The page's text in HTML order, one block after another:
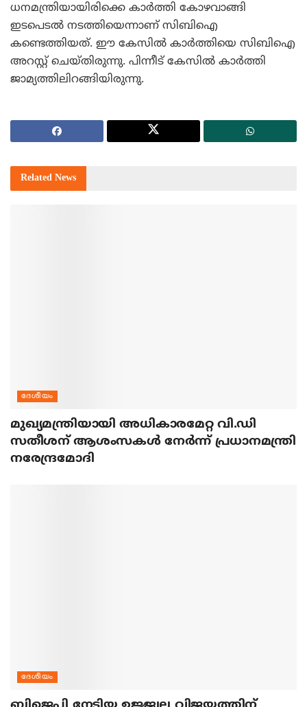
ധനമന്ത്രിയായിരിക്കെ കാര്‍ത്തി കോഴവാങ്ങി
ഇടപെടല്‍ നടത്തിയെന്നാണ് സിബിഐ
കണ്ടെത്തിയത്. ഈ കേസില്‍ കാര്‍ത്തിയെ സിബിഐ
അറസ്റ്റ് ചെയ്തിരുന്നു. പിന്നീട് കേസില്‍ കാര്‍ത്തി
ജാമ്യത്തിലിറങ്ങിയിരുന്നു.
Related News
ദേശീയം
മുഖ്യമന്ത്രിയായി അധികാരമേറ്റ വി.ഡി
സതീശന് ആശംസകള്‍ നേര്‍ന്ന് പ്രധാനമന്ത്രി
നരേന്ദ്രമോദി
ദേശീയം